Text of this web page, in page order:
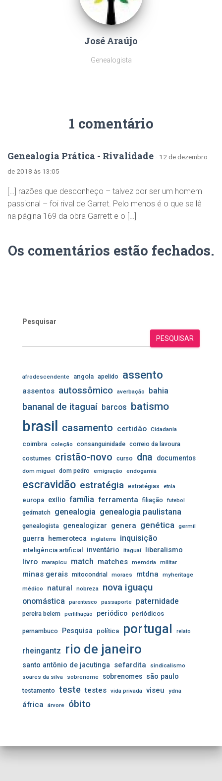
José Araújo
Genealogista
1 comentário
Genealogia Prática - Rivalidade · 12 de dezembro
de 2018 às 13:05
[…] razões que desconheço – talvez por ser um homem
passional – foi rival de Garret. Pelo menos é o que se lê
na página 169 da obra Garrett e o […]
Os comentários estão fechados.
Pesquisar
PESQUISAR
afrodescendente angola apelido assento
assentos autossômico averbação bahia
bananal de itaguaí barcos batismo
brasil casamento certidão Cidadania
coimbra coleção consanguinidade correio da lavoura
costumes
cristão-novo curso dna documentos
dom miguel dom pedro emigração endogamia
escravidão estratégia estratégias etnia
europa exílio família ferramenta filiação futebol
gedmatch genealogia genealogia paulistana
genealogista genealogizar genera genética germil
guerra hemeroteca inglaterra inquisição
inteligência artificial inventário itaguaí liberalismo
livro marapicu match matches memória militar
minas gerais mitocondrial moraes mtdna
myheritage
médico
natural nobreza nova iguaçu
onomástica parentesco passaporte paternidade
pereira belem perfilhação periódico periódicos
pernambuco Pesquisa política portugal relato
rheingantz rio de janeiro
santo antônio de jacutinga sefardita
sindicalismo
soares da silva
sobrenome sobrenomes são paulo
testamento teste testes vida privada viseu ydna
áfrica árvore óbito